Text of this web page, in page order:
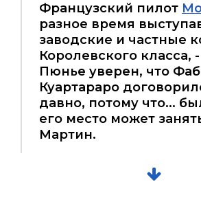
Французский пилот
разное время
заводские и частные
Королевского класса,
Пюнье уверен, что
Куартараро
давно, потому что...
его место может
Мартин.